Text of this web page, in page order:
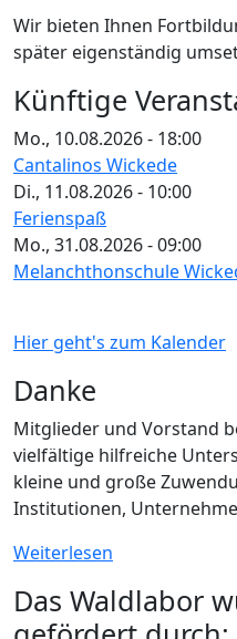
Wir bieten Ihnen
später eigenständig
Künftige
Mo., 10.08.2026 - 18:00
Cantalinos Wickede
Di., 11.08.2026 - 10:00
Ferienspaß
Mo., 31.08.2026 - 09:00
Melanchthonschule
Hier geht's zum Kalender
Danke
Mitglieder und Vorstand
vielfältige hilfreiche
kleine und große
Institutionen,
Weiterlesen
Das Waldlabor